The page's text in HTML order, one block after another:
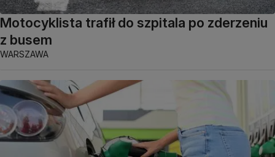
Motocyklista trafił do szpitala po zderzeniu
z busem
WARSZAWA